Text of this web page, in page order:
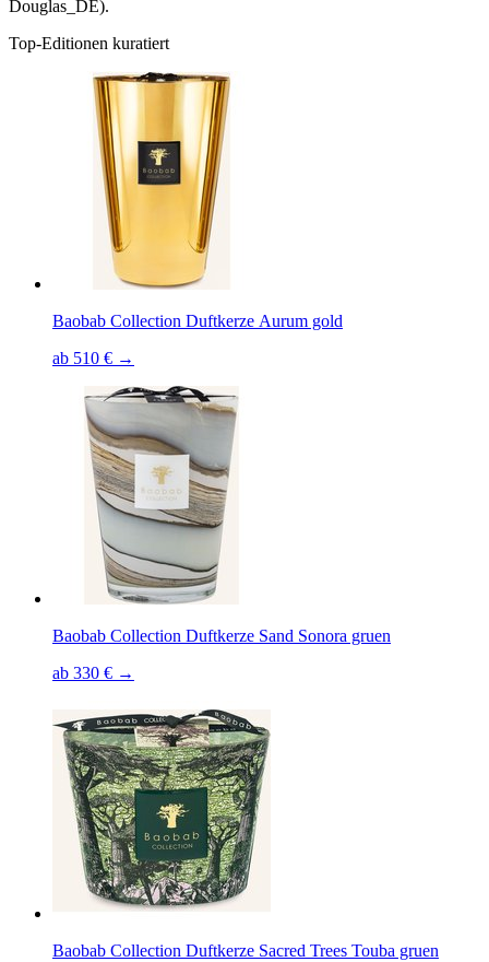
Douglas_DE).
Top-Editionen kuratiert
Baobab Collection Duftkerze Aurum gold
ab 510 € →
Baobab Collection Duftkerze Sand Sonora gruen
ab 330 € →
Baobab Collection Duftkerze Sacred Trees Touba gruen